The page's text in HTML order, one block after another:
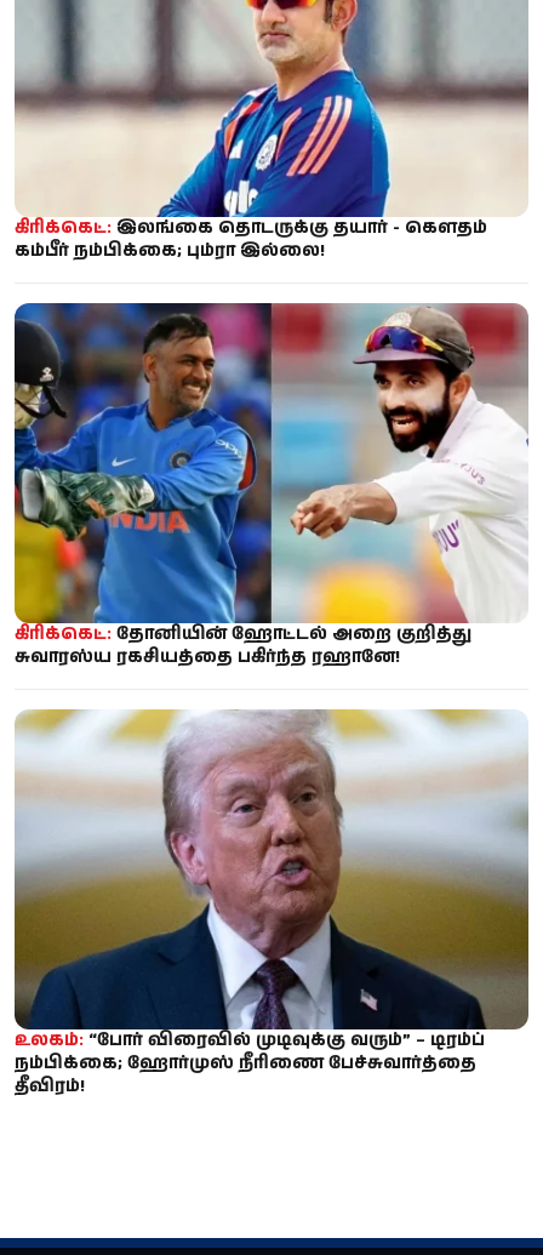
கிரிக்கெட்: இலங்கை தொடருக்கு தயார் - கௌதம்
கம்பீர் நம்பிக்கை; பும்ரா இல்லை!
கிரிக்கெட்: தோனியின் ஹோட்டல் அறை குறித்து
சுவாரஸ்ய ரகசியத்தை பகிர்ந்த ரஹானே!
உலகம்: “போர் விரைவில் முடிவுக்கு வரும்” – டிரம்ப்
நம்பிக்கை; ஹோர்முஸ் நீரிணை பேச்சுவார்த்தை
தீவிரம்!